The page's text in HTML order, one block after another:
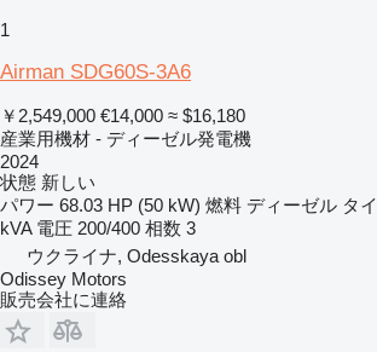
1
Airman SDG60S-3A6
￥2,549,000 €14,000 ≈ $16,180
産業用機材 - ディーゼル発電機
2024
状態 新しい
パワー 68.03 HP (50 kW) 燃料 ディーゼル タ
kVA 電圧 200/400 相数 3
ウクライナ, Odesskaya obl
Odissey Motors
販売会社に連絡